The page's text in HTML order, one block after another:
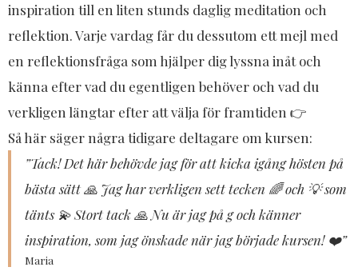
inspiration till en liten stunds daglig meditation och
reflektion. Varje vardag får du dessutom ett mejl med
en reflektionsfråga som hjälper dig lyssna inåt och
känna efter vad du egentligen behöver och vad du
verkligen längtar efter att välja för framtiden 👉
Så här säger några tidigare deltagare om kursen:​
”Tack! Det här behövde jag för att kicka igång hösten på
bästa sätt 🙏 Jag har verkligen sett tecken 🌈 och 💡 som
tänts 💫 Stort tack 🙏 Nu är jag på g och känner
inspiration, som jag önskade när jag började kursen! ❤️”
Maria